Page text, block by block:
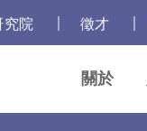
究院 徵才
關於